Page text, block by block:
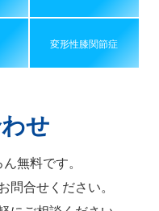
変形性膝関節症
せ
無料です。
問合せください。